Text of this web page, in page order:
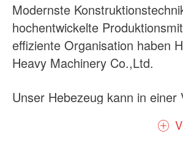
Schwenkkranen
Elektro hebezeug
Kran-Ersatzteile
Modernste
hochentwickelte
effiziente Organisation haben
Heavy Machinery Co.,Ltd.
Unser Hebezeug kann in einer
fahrendes Hebezeug an